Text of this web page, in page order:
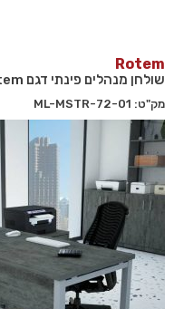
Rotem
שולחן מנהלים פינתי דגם Rotem
מק"ט: 72-01-ML-MSTR